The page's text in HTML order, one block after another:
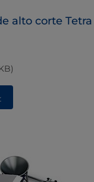
alto corte